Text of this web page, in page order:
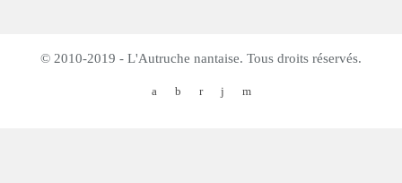
© 2010-2019 - L'Autruche nantaise. Tous droits réservés.